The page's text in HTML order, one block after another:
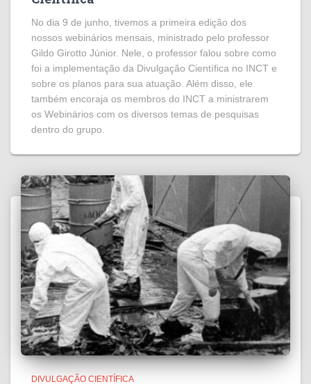
No dia 9 de junho, tivemos a primeira edição dos
nossos webinários mensais, ministrado pelo professor
Gildo Girotto Júnior. Nele, o professor falou sobre como
foi a implementação da Divulgação Científica no INCT e
sobre os planos para sua atuação. Além disso, ele
também encoraja os membros do INCT a ministrarem
os Webinários com os diversos temas de pesquisas
dentro do grupo.
DIVULGAÇÃO CIENTÍFICA